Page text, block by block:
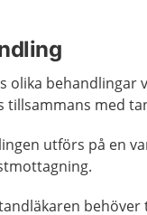
olika behandlingar
tillsammans med
utförs på en